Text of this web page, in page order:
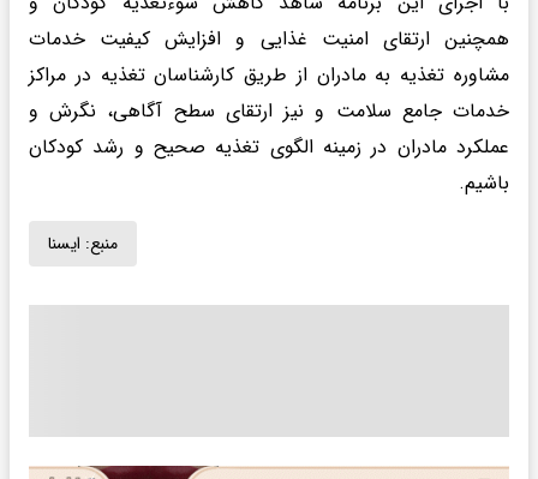
همچنین ارتقای امنیت غذایی و افزایش کیفیت خدمات
مشاوره تغذیه به مادران از طریق کارشناسان تغذیه در مراکز
خدمات جامع سلامت و نیز ارتقای سطح آگاهی، نگرش و
عملکرد مادران در زمینه الگوی تغذیه صحیح و رشد کودکان
باشیم.
منبع: ايسنا